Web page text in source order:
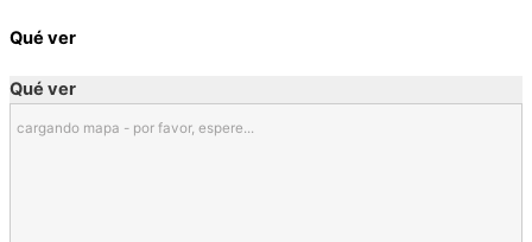
Qué ver
Qué ver
cargando mapa - por favor, espere...